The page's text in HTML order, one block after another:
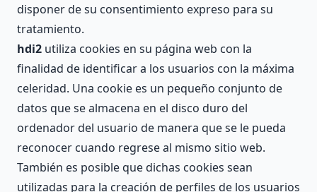
disponer de su consentimiento expreso para su
tratamiento.
hdi2 utiliza cookies en su página web con la
finalidad de identificar a los usuarios con la máxima
celeridad. Una cookie es un pequeño conjunto de
datos que se almacena en el disco duro del
ordenador del usuario de manera que se le pueda
reconocer cuando regrese al mismo sitio web.
También es posible que dichas cookies sean
utilizadas para la creación de perfiles de los usuarios